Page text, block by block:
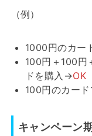
（例）
1000円のカー
100円＋100円
ドを購入→OK
100円のカー
キャンペーン